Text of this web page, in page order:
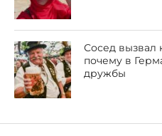
Сосед вызвал
почему в
дружбы